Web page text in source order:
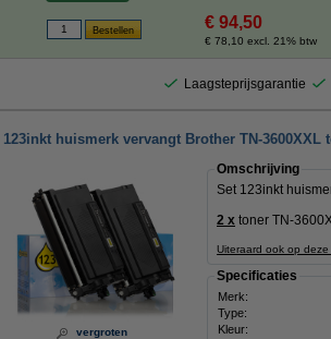
€ 94,50
€ 78,10 excl. 21% btw
Laagsteprijsgarantie
123inkt huismerk vervangt Brother TN-
vergroten
Omschrijving
Set 123inkt
2 x toner TN-
Uiteraard ook op
Specificaties
Merk:
Type:
Kleur: